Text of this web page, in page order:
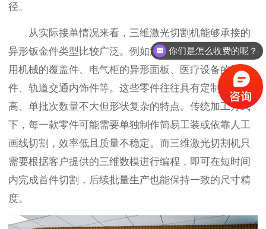
径。
从实际接单情况来看，三维激光切割机能够承接的
异形钣金件类型比较广泛。例如汽车改装用的支架、农
用机械的覆盖件、电气柜的异形面板、医疗设备的结构
件、轨道交通内饰件等。这些零件往往具有定制化程度
高、单批次数量不大但形状复杂的特点。传统加工方式
下，每一款零件可能需要单独制作简易工装或依靠人工
画线切割，效率低且质量不稳定。而三维激光切割机只
需要根据客户提供的三维数模进行编程，即可在短时间
内完成首件切割，后续批量生产也能保持一致的尺寸精
度。
你们是怎么收费的呢？